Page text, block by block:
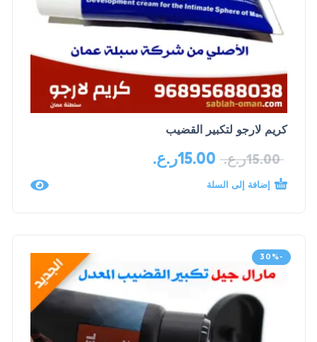
كريم لارجو لتكبير القضيب
15.00ر.ع. 15.00ر.ع.
إضافة إلى السلة
-30%